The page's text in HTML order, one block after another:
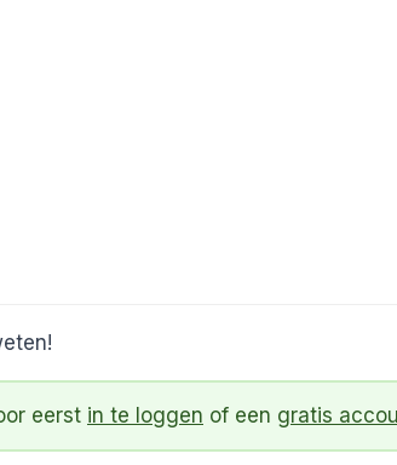
eerst in te loggen of een gratis